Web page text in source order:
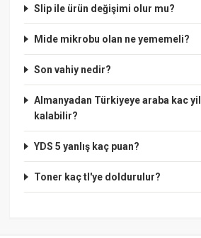
Slip ile ürün değişimi olur mu?
Mide mikrobu olan ne yememeli?
Son vahiy nedir?
Almanyadan Türkiyeye araba kac yil
kalabilir?
YDS 5 yanlış kaç puan?
Toner kaç tl'ye doldurulur?